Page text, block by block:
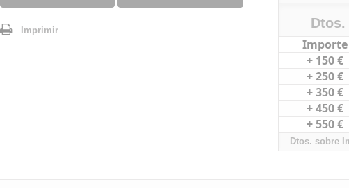
Imprimir
Importe
+ 150 €
+ 250 €
+ 350 €
+ 450 €
+ 550 €
Dtos. sobre